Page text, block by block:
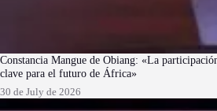
Constancia Mangue de Obiang: «La
clave para el futuro de África»
30 de July de 2026